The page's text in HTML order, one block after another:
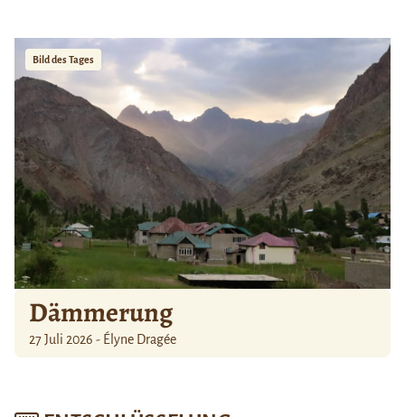
Bild des Tages
Dämmerung
27 Juli 2026 - Élyne Dragée